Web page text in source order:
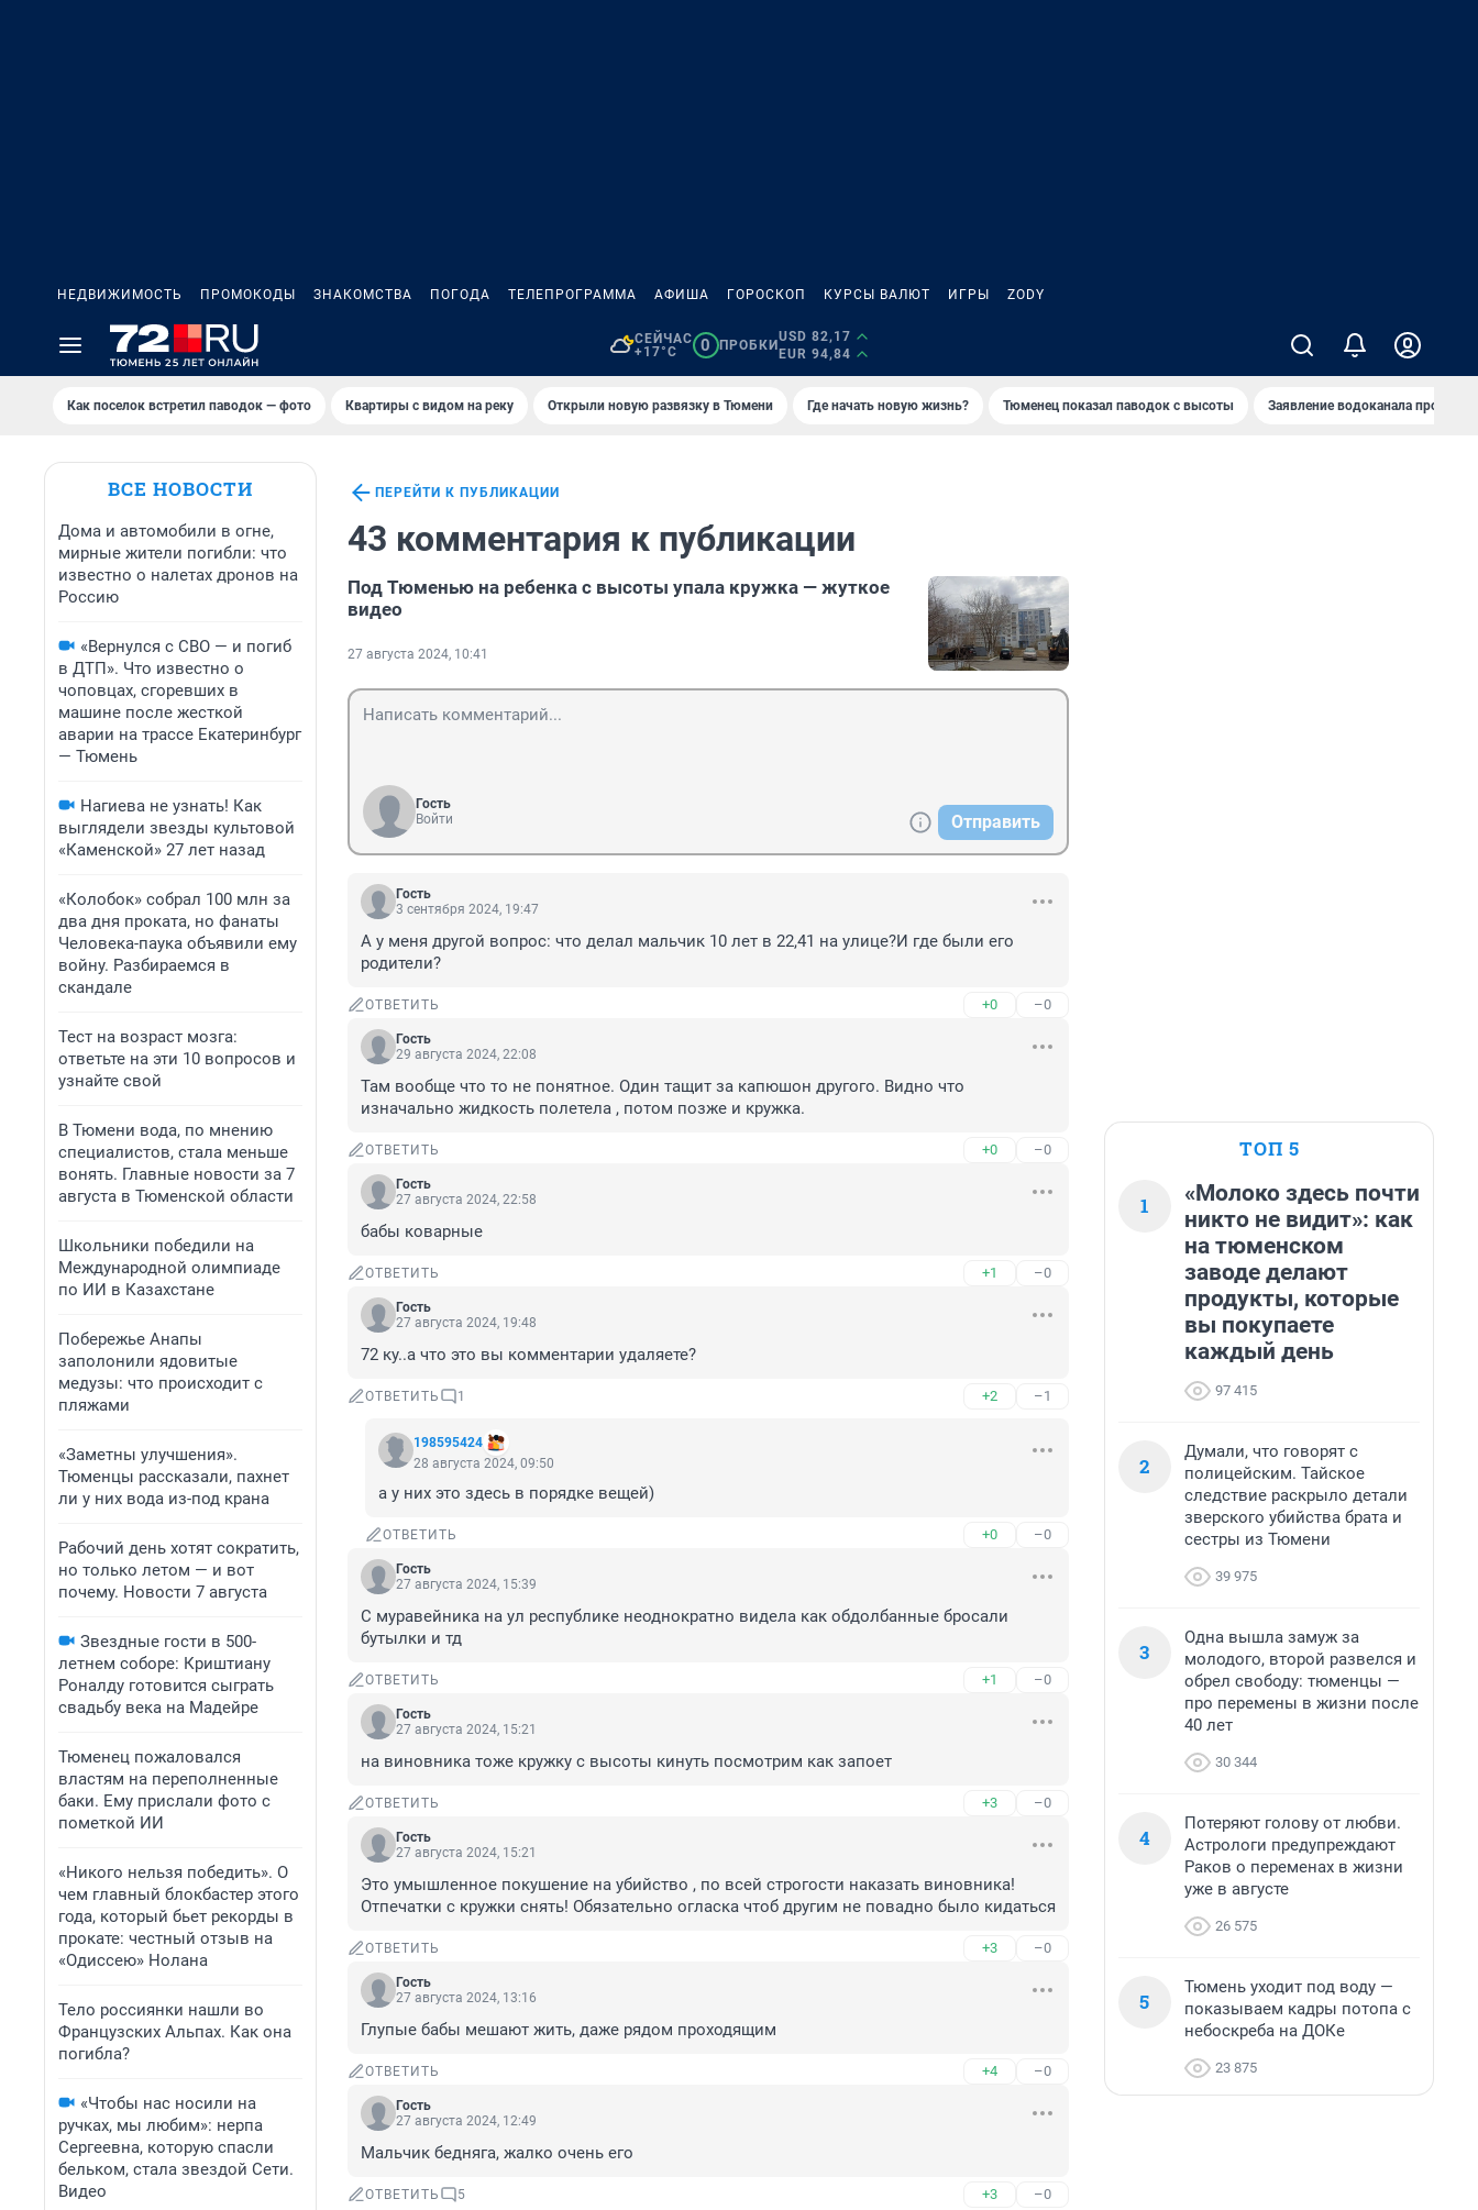
НЕДВИЖИМОСТЬ ПРОМОКОДЫ ЗНАКОМСТВА ПОГОДА ТЕЛЕПРОГРАММА АФИША ГОРОСКОП КУРСЫ ВАЛЮТ ИГРЫ ZODY
СЕЙЧАС
+17°C
0 ПРОБКИ
USD 82,17
EUR 94,84
Как поселок встретил паводок — фото Квартиры с видом на реку Открыли новую развязку в Тюмени Где начать новую жизнь? Тюменец показал паводок с высоты Заявление водоканала про
ВСЕ НОВОСТИ
Дома и автомобили в огне,
мирные жители погибли: что
известно о налетах дронов на
Россию
«Вернулся с СВО — и погиб
в ДТП». Что известно о
чоповцах, сгоревших в
машине после жесткой
аварии на трассе Екатеринбург
— Тюмень
Нагиева не узнать! Как
выглядели звезды культовой
«Каменской» 27 лет назад
«Колобок» собрал 100 млн за
два дня проката, но фанаты
Человека-паука объявили ему
войну. Разбираемся в
скандале
Тест на возраст мозга:
ответьте на эти 10 вопросов и
узнайте свой
В Тюмени вода, по мнению
специалистов, стала меньше
вонять. Главные новости за 7
августа в Тюменской области
Школьники победили на
Международной олимпиаде
по ИИ в Казахстане
Побережье Анапы
заполонили ядовитые
медузы: что происходит с
пляжами
«Заметны улучшения».
Тюменцы рассказали, пахнет
ли у них вода из-под крана
Рабочий день хотят сократить,
но только летом — и вот
почему. Новости 7 августа
Звездные гости в 500-
летнем соборе: Криштиану
Роналду готовится сыграть
свадьбу века на Мадейре
Тюменец пожаловался
властям на переполненные
баки. Ему прислали фото с
пометкой ИИ
«Никого нельзя победить». О
чем главный блокбастер этого
года, который бьет рекорды в
прокате: честный отзыв на
«Одиссею» Нолана
Тело россиянки нашли во
Французских Альпах. Как она
погибла?
«Чтобы нас носили на
ручках, мы любим»: нерпа
Сергеевна, которую спасли
бельком, стала звездой Сети.
Видео
ПЕРЕЙТИ К ПУБЛИКАЦИИ
43 комментария к публикации
Под Тюменью на ребенка с высоты упала кружка — жуткое
видео
27 августа 2024, 10:41
Гость
Войти
Отправить
Гость
3 сентября 2024, 19:47
А у меня другой вопрос: что делал мальчик 10 лет в 22,41 на улице?И где были его
родители?
ОТВЕТИТЬ +0 –0
Гость
29 августа 2024, 22:08
Там вообще что то не понятное. Один тащит за капюшон другого. Видно что
изначально жидкость полетела , потом позже и кружка.
ОТВЕТИТЬ +0 –0
Гость
27 августа 2024, 22:58
бабы коварные
ОТВЕТИТЬ +1 –0
Гость
27 августа 2024, 19:48
72 ку..а что это вы комментарии удаляете?
ОТВЕТИТЬ 1 +2 –1
198595424
28 августа 2024, 09:50
а у них это здесь в порядке вещей)
ОТВЕТИТЬ +0 –0
Гость
27 августа 2024, 15:39
С муравейника на ул республике неоднократно видела как обдолбанные бросали
бутылки и тд
ОТВЕТИТЬ +1 –0
Гость
27 августа 2024, 15:21
на виновника тоже кружку с высоты кинуть посмотрим как запоет
ОТВЕТИТЬ +3 –0
Гость
27 августа 2024, 15:21
Это умышленное покушение на убийство , по всей строгости наказать виновника!
Отпечатки с кружки снять! Обязательно огласка чтоб другим не повадно было кидаться
ОТВЕТИТЬ +3 –0
Гость
27 августа 2024, 13:16
Глупые бабы мешают жить, даже рядом проходящим
ОТВЕТИТЬ +4 –0
Гость
27 августа 2024, 12:49
Мальчик бедняга, жалко очень его
ОТВЕТИТЬ 5 +3 –0
ТОП 5
1
«Молоко здесь почти
никто не видит»: как
на тюменском
заводе делают
продукты, которые
вы покупаете
каждый день
97 415
2
Думали, что говорят с
полицейским. Тайское
следствие раскрыло детали
зверского убийства брата и
сестры из Тюмени
39 975
3
Одна вышла замуж за
молодого, второй развелся и
обрел свободу: тюменцы —
про перемены в жизни после
40 лет
30 344
4
Потеряют голову от любви.
Астрологи предупреждают
Раков о переменах в жизни
уже в августе
26 575
5
Тюмень уходит под воду —
показываем кадры потопа с
небоскреба на ДОКе
23 875